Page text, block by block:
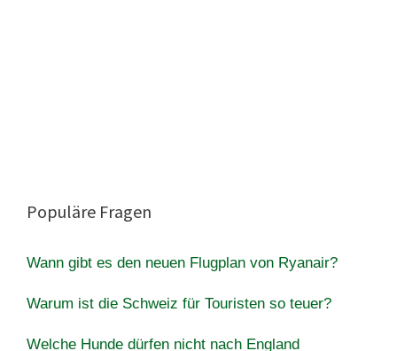
Populäre Fragen
Wann gibt es den neuen Flugplan von Ryanair?
Warum ist die Schweiz für Touristen so teuer?
Welche Hunde dürfen nicht nach England